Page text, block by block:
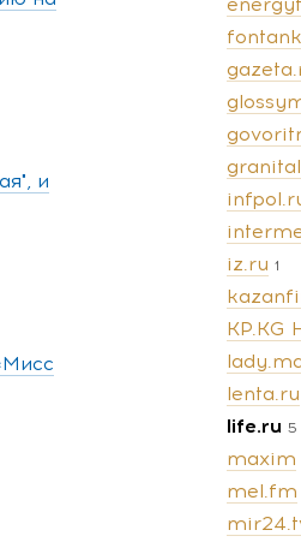
и
iz.ru 1
KP.KG
lenta.ru
life.ru 5
maxim
mel.fm